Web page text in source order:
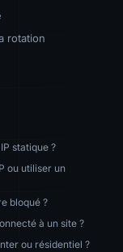
rotation
statique ?
ou utiliser un
bloqué ?
à un site ?
ou résidentiel ?